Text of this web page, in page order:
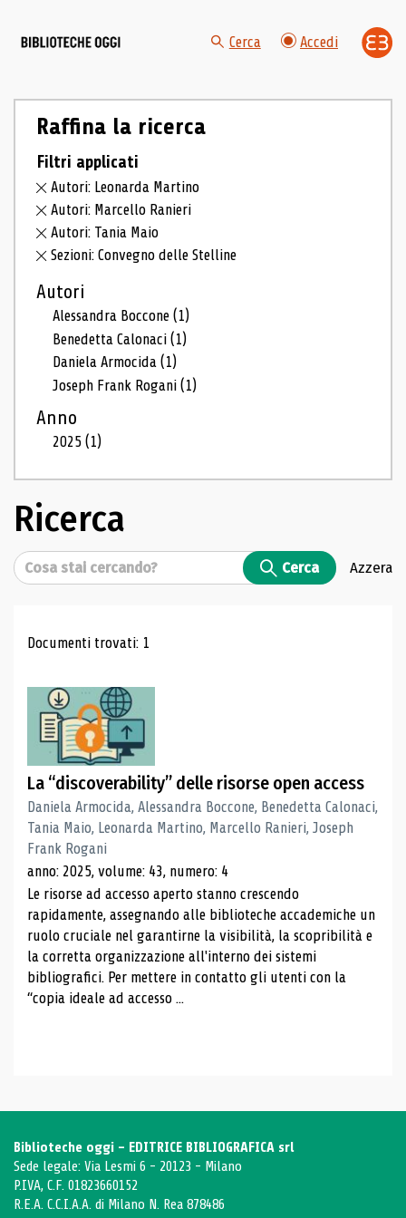
Cerca Accedi
Raffina la ricerca
Filtri applicati
Autori: Leonarda Martino
Autori: Marcello Ranieri
Autori: Tania Maio
Sezioni: Convegno delle Stelline
Autori
Alessandra Boccone(1)
Benedetta Calonaci(1)
Daniela Armocida(1)
Joseph Frank Rogani(1)
Anno
2025(1)
Ricerca
Cerca Cerca Azzera
Risultati di ricerca
Documenti trovati: 1
La “discoverability” delle risorse open access
Daniela Armocida, Alessandra Boccone, Benedetta Calonaci,
Tania Maio, Leonarda Martino, Marcello Ranieri, Joseph
Frank Rogani
anno: 2025, volume: 43, numero: 4
Le risorse ad accesso aperto stanno crescendo
rapidamente, assegnando alle biblioteche accademiche un
ruolo cruciale nel garantirne la visibilità, la scopribilità e
la corretta organizzazione all'interno dei sistemi
bibliografici. Per mettere in contatto gli utenti con la
“copia ideale ad accesso ...
Biblioteche oggi - EDITRICE BIBLIOGRAFICA srl
Sede legale: Via Lesmi 6 - 20123 - Milano
P.IVA, C.F. 01823660152
R.E.A. C.C.I.A.A. di Milano N. Rea 878486